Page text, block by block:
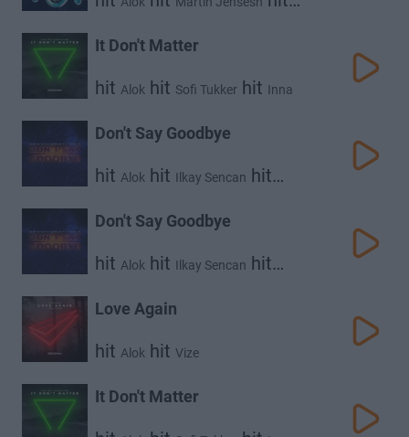
It Don't Matter
hit Alok hit Sofi Tukker hit Inna
Don't Say Goodbye
hit Alok hit Ilkay Sencan hit
Don't Say Goodbye
hit Alok hit Ilkay Sencan hit
Love Again
hit Alok hit Vize
It Don't Matter